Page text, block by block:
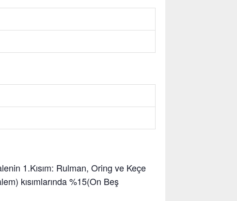
1.Kısım: Rulman, Oring ve Keçe
kısımlarında %15(On Beş